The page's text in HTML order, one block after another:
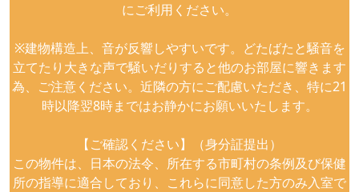
にご利用ください。
※建物構造上、音が反響しやすいです。どたばたと騒音を
立てたり大きな声で騒いだりすると他のお部屋に響きます
為、ご注意ください。近隣の方にご配慮いただき、特に21
時以降翌8時まではお静かにお願いいたします。
【ご確認ください】（身分証提出）
この物件は、日本の法令、所在する市町村の条例及び保健
所の指導に適合しており、これらに同意した方のみ入室で